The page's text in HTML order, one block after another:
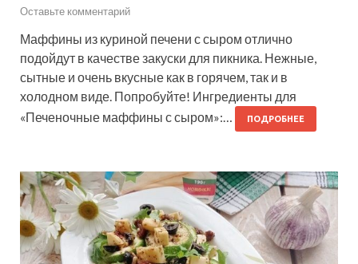
Оставьте комментарий
Маффины из куриной печени с сыром отлично
подойдут в качестве закуски для пикника. Нежные,
сытные и очень вкусные как в горячем, так и в
холодном виде. Попробуйте! Ингредиенты для
«Печеночные маффины с сыром»:…
ПОДРОБНЕЕ